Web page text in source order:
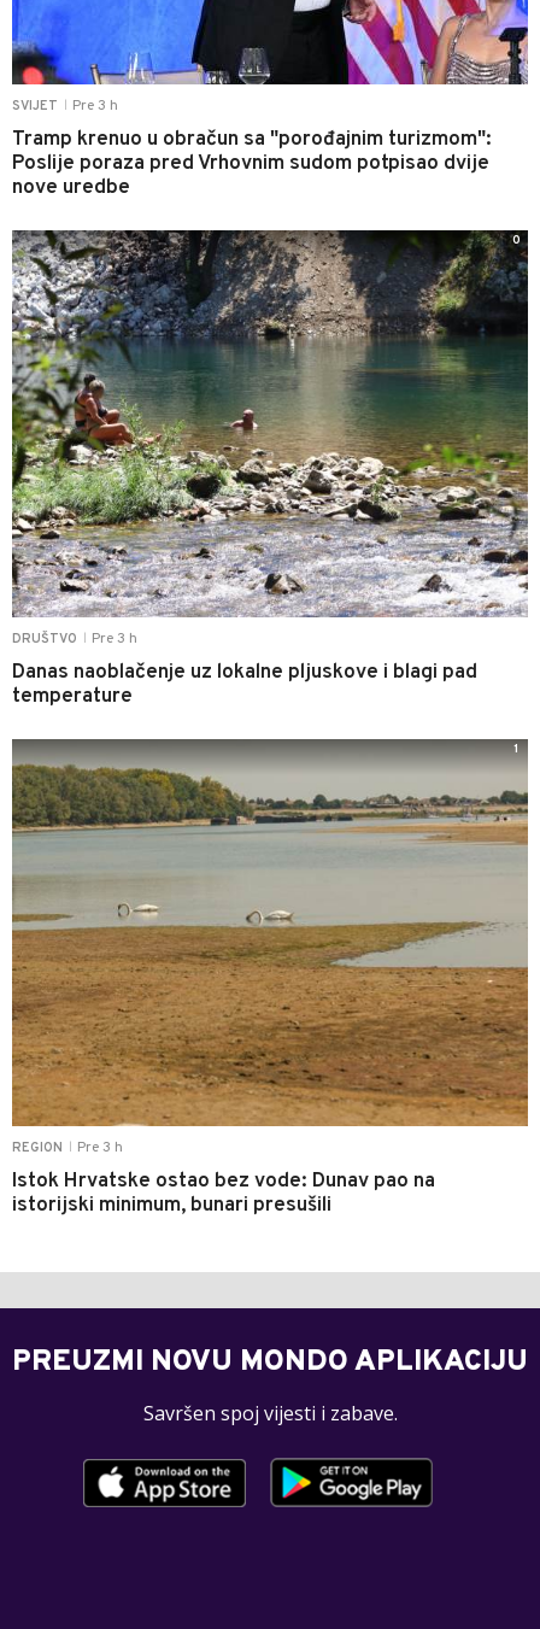
SVIJET Pre 3 h
Tramp krenuo u obračun sa "porođajnim turizmom":
Poslije poraza pred Vrhovnim sudom potpisao dvije
nove uredbe
DRUŠTVO Pre 3 h
Danas naoblačenje uz lokalne pljuskove i blagi pad
temperature
0
REGION Pre 3 h
Istok Hrvatske ostao bez vode: Dunav pao na
istorijski minimum, bunari presušili
1
PREUZMI NOVU MONDO APLIKACIJU
Savršen spoj vijesti i zabave.